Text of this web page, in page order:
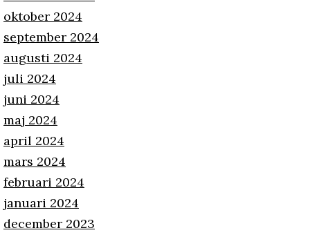
oktober 2024
september 2024
augusti 2024
juli 2024
juni 2024
maj 2024
april 2024
mars 2024
februari 2024
januari 2024
december 2023